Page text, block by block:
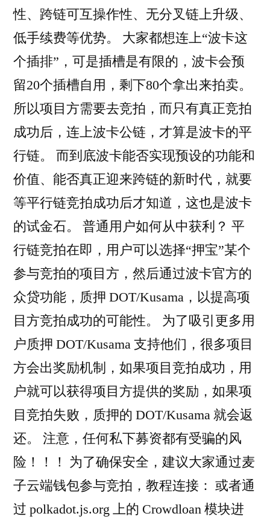
性、跨链可互操作性、无分叉链上升级、
低手续费等优势。 大家都想连上“波卡这
个插排”，可是插槽是有限的，波卡会预
留20个插槽自用，剩下80个拿出来拍卖。
所以项目方需要去竞拍，而只有真正竞拍
成功后，连上波卡公链，才算是波卡的平
行链。 而到底波卡能否实现预设的功能和
价值、能否真正迎来跨链的新时代，就要
等平行链竞拍成功后才知道，这也是波卡
的试金石。 普通用户如何从中获利？ 平
行链竞拍在即，用户可以选择“押宝”某个
参与竞拍的项目方，然后通过波卡官方的
众贷功能，质押 DOT/Kusama，以提高项
目方竞拍成功的可能性。 为了吸引更多用
户质押 DOT/Kusama 支持他们，很多项目
方会出奖励机制，如果项目竞拍成功，用
户就可以获得项目方提供的奖励，如果项
目竞拍失败，质押的 DOT/Kusama 就会返
还。 注意，任何私下募资都有受骗的风
险！！！ 为了确保安全，建议大家通过麦
子云端钱包参与竞拍，教程连接： 或者通
过 polkadot.js.org 上的 Crowdloan 模块进